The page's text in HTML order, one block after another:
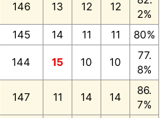
146 13 12 12
2%
145 14 11 11 80%
144 15 10 10
77.
8%
147 11 14 14
86.
7%